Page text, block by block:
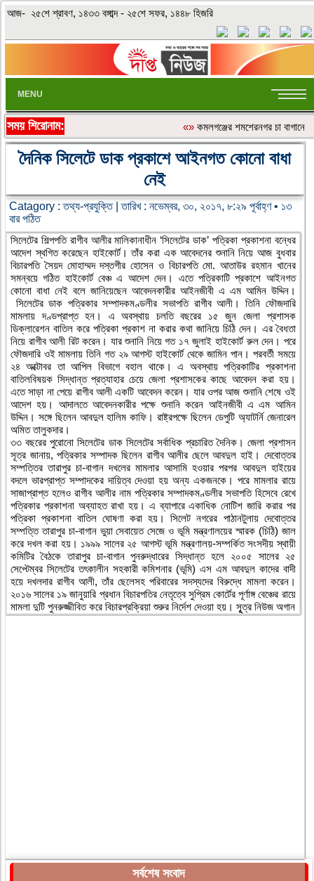
আজ- ২৫শে শ্রাবণ, ১৪৩৩ বঙ্গাব্দ - ২৫শে সফর, ১৪৪৮ হিজরি
MENU
সময় শিরোনাম: «»কমলগঞ্জের শমশেরনগর চা বাগানে
দৈনিক সিলেটে ডাক প্রকাশে আইনগত কোনো বাধা
নেই
Catagory :তথ্য-প্রযুক্তি| তারিখ : নভেম্বর, ৩০, ২০১৭, ৮:২৯ পূর্বাহ্ণ • ১৩
বার পঠিত
সিলেটের শিল্পপতি রাগীব আলীর মালিকানাধীন ‘সিলেটের ডাক’ পত্রিকা প্রকাশনা বন্ধের
আদেশ স্থগিত করেছেন হাইকোর্ট। তাঁর করা এক আবেদনের শুনানি নিয়ে আজ বুধবার
বিচারপতি সৈয়দ মোহাম্মদ দস্তগীর হোসেন ও বিচারপতি মো. আতাউর রহমান খানের
সমন্বয়ে গঠিত হাইকোর্ট বেঞ্চ এ আদেশ দেন। এতে পত্রিকাটি প্রকাশে আইনগত
কোনো বাধা নেই বলে জানিয়েছেন আবেদনকারীর আইনজীবী এ এম আমিন উদ্দিন।
সিলেটের ডাক পত্রিকার সম্পাদকমণ্ডলীর সভাপতি রাগীব আলী। তিনি ফৌজদারি
মামলায় দণ্ডপ্রাপ্ত হন। এ অবস্থায় চলতি বছরের ১৫ জুন জেলা প্রশাসক
ডিক্লারেশন বাতিল করে পত্রিকা প্রকাশ না করার কথা জানিয়ে চিঠি দেন। এর বৈধতা
নিয়ে রাগীব আলী রিট করেন। যার শুনানি নিয়ে গত ১৭ জুলাই হাইকোর্ট রুল দেন। পরে
ফৌজদারি ওই মামলায় তিনি গত ২৯ আগস্ট হাইকোর্ট থেকে জামিন পান। পরবর্তী সময়ে
২৪ অক্টোবর তা আপিল বিভাগে বহাল থাকে। এ অবস্থায় পত্রিকাটির প্রকাশনা
বাতিলবিষয়ক সিদ্ধান্ত প্রত্যাহার চেয়ে জেলা প্রশাসকের কাছে আবেদন করা হয়।
এতে সাড়া না পেয়ে রাগীব আলী একটি আবেদন করেন। যার ওপর আজ শুনানি শেষে ওই
আদেশ হয়। আদালতে আবেদনকারীর পক্ষে শুনানি করেন আইনজীবী এ এম আমিন
উদ্দিন। সঙ্গে ছিলেন আবদুল হালিম কাফি। রাষ্ট্রপক্ষে ছিলেন ডেপুটি অ্যাটর্নি জেনারেল
অমিত তালুকদার।
৩৩ বছরের পুরোনো সিলেটের ডাক সিলেটের সর্বাধিক প্রচারিত দৈনিক। জেলা প্রশাসন
সূত্র জানায়, পত্রিকার সম্পাদক ছিলেন রাগীব আলীর ছেলে আবদুল হাই। দেবোত্তর
সম্পত্তির তারাপুর চা-বাগান দখলের মামলার আসামি হওয়ার পরপর আবদুল হাইয়ের
বদলে ভারপ্রাপ্ত সম্পাদকের দায়িত্ব দেওয়া হয় অন্য একজনকে। পরে মামলার রায়ে
সাজাপ্রাপ্ত হলেও রাগীব আলীর নাম পত্রিকার সম্পাদকমণ্ডলীর সভাপতি হিসেবে রেখে
পত্রিকার প্রকাশনা অব্যাহত রাখা হয়। এ ব্যাপারে একাধিক নোটিশ জারি করার পর
পত্রিকা প্রকাশনা বাতিল ঘোষণা করা হয়। সিলেট নগরের পাঠানটুলায় দেবোত্তর
সম্পত্তি তারাপুর চা-বাগান ভুয়া সেবায়েত সেজে ও ভূমি মন্ত্রণালয়ের স্মারক (চিঠি) জাল
করে দখল করা হয়। ১৯৯৯ সালের ২৫ আগস্ট ভূমি মন্ত্রণালয়-সম্পর্কিত সংসদীয় স্থায়ী
কমিটির বৈঠকে তারাপুর চা-বাগান পুনরুদ্ধারের সিদ্ধান্ত হলে ২০০৫ সালের ২৫
সেপ্টেম্বর সিলেটের তৎকালীন সহকারী কমিশনার (ভূমি) এস এম আবদুল কাদের বাদী
হয়ে দখলদার রাগীব আলী, তাঁর ছেলেসহ পরিবারের সদস্যদের বিরুদ্ধে মামলা করেন।
২০১৬ সালের ১৯ জানুয়ারি প্রধান বিচারপতির নেতৃত্বে সুপ্রিম কোর্টের পূর্ণাঙ্গ বেঞ্চের রায়ে
মামলা দুটি পুনরুজ্জীবিত করে বিচারপ্রক্রিয়া শুরুর নির্দেশ দেওয়া হয়। সূূূূত্র নিউজ অগান
সর্বশেষ সংবাদ